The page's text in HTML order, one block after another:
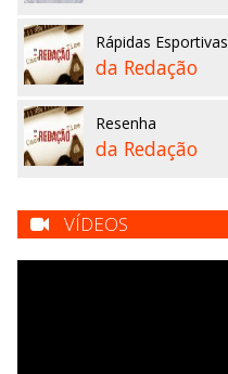
Rápidas Esportivas
da Redação
Resenha
da Redação
VÍDEOS